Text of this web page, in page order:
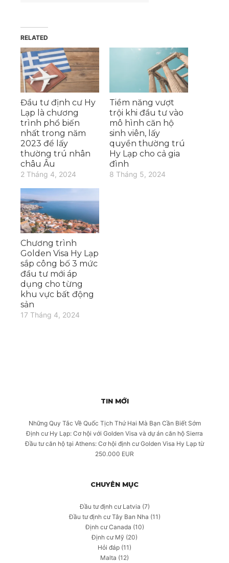
RELATED
Đầu tư định cư Hy
Lạp là chương
trình phổ biến
nhất trong năm
2023 để lấy
thường trú nhân
châu Âu
2 Tháng 4, 2024
Tiềm năng vượt
trội khi đầu tư vào
mô hình căn hộ
sinh viên, lấy
quyền thường trú
Hy Lạp cho cả gia
đình
8 Tháng 5, 2024
Chương trình
Golden Visa Hy Lạp
sắp công bố 3 mức
đầu tư mới áp
dụng cho từng
khu vực bất động
sản
17 Tháng 4, 2024
TIN MỚI
Những Quy Tắc Về Quốc Tịch Thứ Hai Mà Bạn Cần Biết Sớm
Định cư Hy Lạp: Cơ hội với Golden Visa và dự án căn hộ Sierra
Đầu tư căn hộ tại Athens: Cơ hội định cư Golden Visa Hy Lạp từ
250.000 EUR
CHUYÊN MỤC
Đầu tư định cư Latvia (7)
Đầu tư định cư Tây Ban Nha (11)
Định cư Canada (10)
Định cư Mỹ (20)
Hỏi đáp (11)
Malta (12)